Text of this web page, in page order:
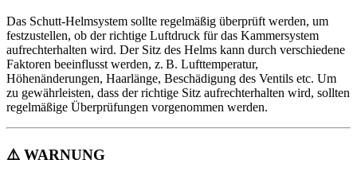
Das Schutt-Helmsystem sollte regelmäßig überprüft werden, um
festzustellen, ob der richtige Luftdruck für das Kammersystem
aufrechterhalten wird. Der Sitz des Helms kann durch verschiedene
Faktoren beeinflusst werden, z. B. Lufttemperatur,
Höhenänderungen, Haarlänge, Beschädigung des Ventils etc. Um
zu gewährleisten, dass der richtige Sitz aufrechterhalten wird, sollten
regelmäßige Überprüfungen vorgenommen werden.
⚠️ WARNUNG